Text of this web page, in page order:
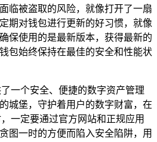
临被盗取的风险，就像打开了一扇
期对钱包进行更新的好习惯，就像
保使用的是最新版本，获得最新的
包始终保持在最佳的安全和性能状
一个安全、便捷的数字资产管理
城堡，守护着用户的数字财富，在
一定要通过官方网站和正规应用
图一时的方便而陷入安全陷阱，用